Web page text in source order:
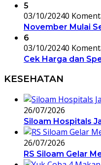
5
03/10/20240
November Mulai
6
03/10/20240
Cek Harga dan
KESEHATAN
26/07/2026
Siloam Hospitals
26/07/2026
RS Siloam Gelar